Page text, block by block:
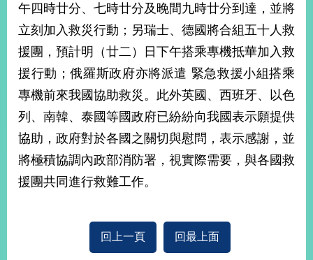
頁
網
站
導
覽
關
於
本
部
新
聞
中
心
午四時廿分、七時廿分及晚間九時廿分到達，並將
立刻加入救災行動；另瑞士、德國將合組五十人救
援團，預計明（廿二）日下午搭乘專機抵華加入救
援行動；俄羅斯政府亦將派遣 緊急救援小組搭乘
專機前來我國協助救災。此外英國、西班牙、以色
列、南韓、泰國等國政府已紛紛向我國表示願提供
協助，政府對於各國之關切與慰問，表示感謝，並
將極積協調內政部消防署，視實際需要，與各國救
援團共同進行救難工作。
回上一頁 回最上面